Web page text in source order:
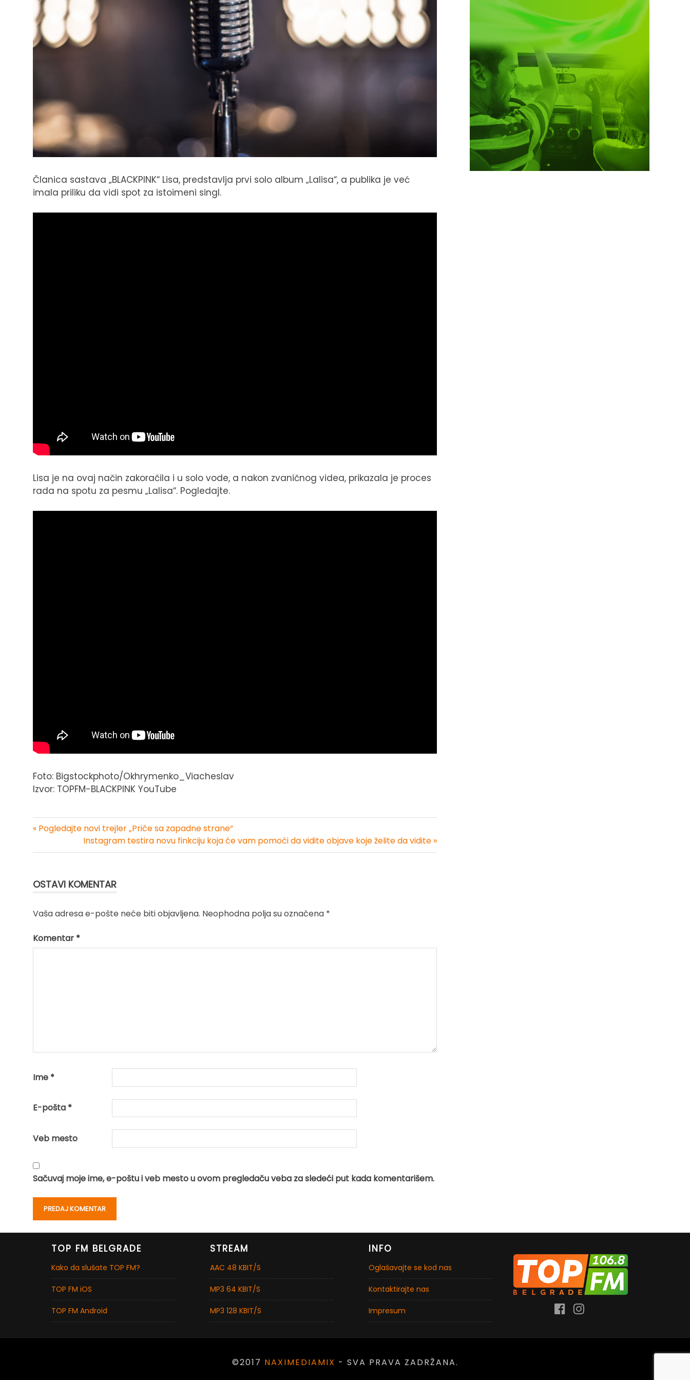
Članica sastava „BLACKPINK“ Lisa, predstavlja prvi solo album „Lalisa“, a publika je već
imala priliku da vidi spot za istoimeni singl.
Lisa je na ovaj način zakoračila i u solo vode, a nakon zvaničnog videa, prikazala je proces
rada na spotu za pesmu „Lalisa“. Pogledajte.
Foto: Bigstockphoto/Okhrymenko_Viacheslav
Izvor: TOPFM-BLACKPINK YouTube
Kretanje
« Pogledajte novi trejler „Priče sa zapadne strane“
Instagram testira novu finkciju koja će vam pomoći da vidite objave koje želite da vidite »
OSTAVI KOMENTAR
Vaša adresa e-pošte neće biti objavljena. Neophodna polja su označena *
Komentar *
Ime *
E-pošta *
Veb mesto
Sačuvaj moje ime, e-poštu i veb mesto u ovom pregledaču veba za sledeći put kada komentarišem.
TOP FM BELGRADE
Kako da slušate TOP FM?
TOP FM iOS
TOP FM Android
STREAM
AAC 48 KBIT/S
MP3 64 KBIT/S
MP3 128 KBIT/S
INFO
Oglašavajte se kod nas
Kontaktirajte nas
Impresum
©2017 NAXIMEDIAMIX - SVA PRAVA ZADRŽANA.